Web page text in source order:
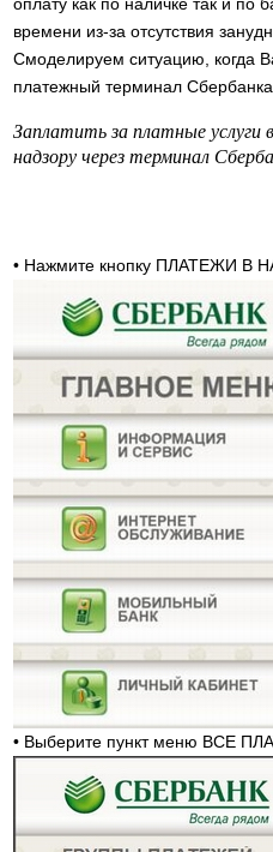
времени из-за отсутствия
Смоделируем ситуацию, когда
платежный терминал
Заплатить за платные
надзору через терминал
• Нажмите кнопку ПЛАТЕЖИ В
• Выберите пункт меню ВСЕ